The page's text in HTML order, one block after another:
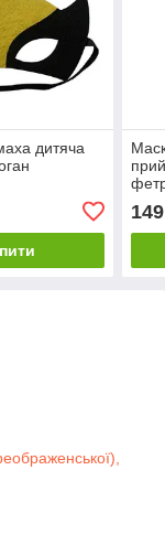
дитяча
149